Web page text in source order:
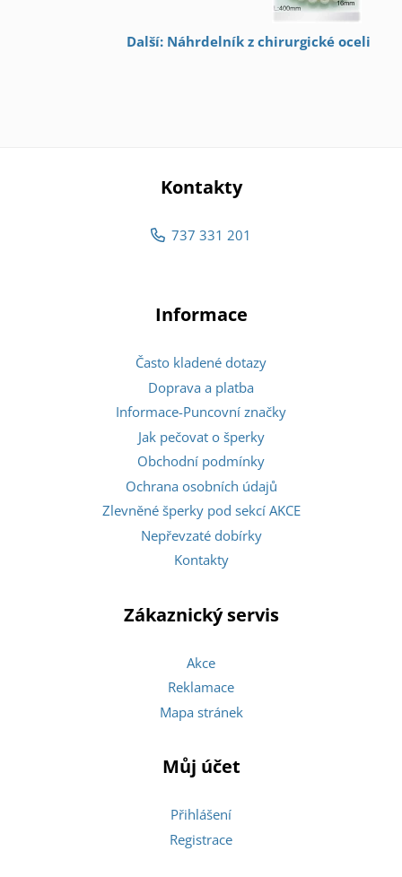
Další: Náhrdelník z chirurgické oceli
Kontakty
737 331 201
Informace
Často kladené dotazy
Doprava a platba
Informace-Puncovní značky
Jak pečovat o šperky
Obchodní podmínky
Ochrana osobních údajů
Zlevněné šperky pod sekcí AKCE
Nepřevzaté dobírky
Kontakty
Zákaznický servis
Akce
Reklamace
Mapa stránek
Můj účet
Přihlášení
Registrace